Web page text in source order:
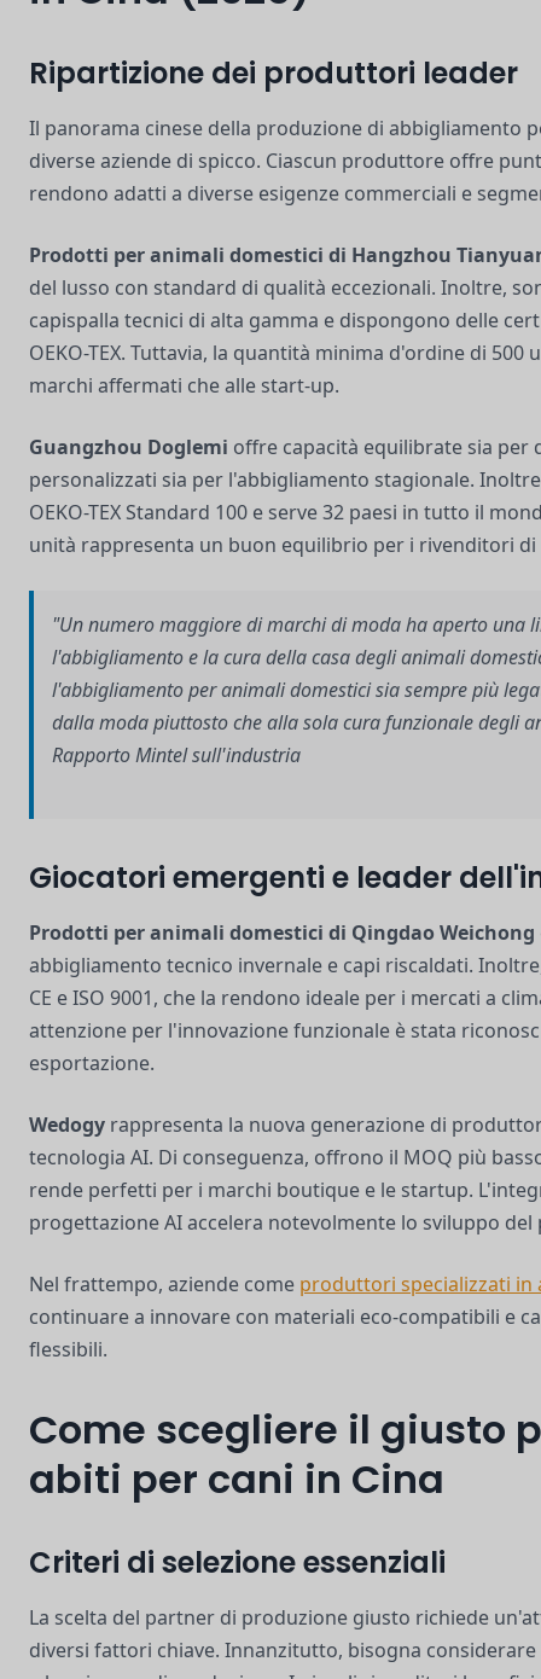
Ripartizione dei produttori leader
Il panorama cinese della produzione di abbigliamento
diverse aziende di spicco. Ciascun produttore offre
rendono adatti a diverse esigenze commerciali e
Prodotti per animali domestici di Hangzhou
del lusso con standard di qualità eccezionali. Inoltre,
capispalla tecnici di alta gamma e dispongono delle
OEKO-TEX. Tuttavia, la quantità minima d'ordine di
marchi affermati che alle start-up.
Guangzhou Doglemi offre capacità equilibrate sia
personalizzati sia per l'abbigliamento stagionale.
OEKO-TEX Standard 100 e serve 32 paesi in tutto il
unità rappresenta un buon equilibrio per i rivenditori
"Un numero maggiore di marchi di moda ha aperto una
l'abbigliamento e la cura della casa degli animali
l'abbigliamento per animali domestici sia sempre più
dalla moda piuttosto che alla sola cura funzionale degli
Rapporto Mintel sull'industria
Giocatori emergenti e leader
Prodotti per animali domestici di Qingdao Weichong
abbigliamento tecnico invernale e capi riscaldati.
CE e ISO 9001, che la rendono ideale per i mercati a
attenzione per l'innovazione funzionale è stata
esportazione.
Wedogy rappresenta la nuova generazione di
tecnologia AI. Di conseguenza, offrono il MOQ più
rende perfetti per i marchi boutique e le startup.
progettazione AI accelera notevolmente lo sviluppo
Nel frattempo, aziende come produttori specializzati in
continuare a innovare con materiali eco-compatibili e
flessibili.
Come scegliere il giusto
abiti per cani in Cina
Criteri di selezione essenziali
La scelta del partner di produzione giusto richiede
diversi fattori chiave. Innanzitutto, bisogna